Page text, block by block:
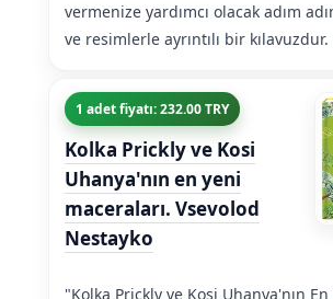
vermenize yardımcı olacak adım
ve resimlerle ayrıntılı bir kılavuzdur.
1 adet fiyatı: 232.00 TRY
Kolka Prickly ve Kosi
Uhanya'nın en yeni
maceraları. Vsevolod
Nestayko
"Kolka Prickly ve Kosi Uhanya'nın En